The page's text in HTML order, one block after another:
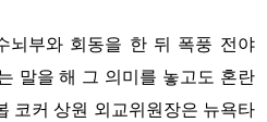
뇌부와 회동을 한 뒤 폭풍 전야
말을 해 그 의미를 놓고도 혼란
코커 상원 외교위원장은 뉴욕타